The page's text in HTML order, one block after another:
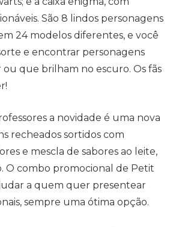
São 8 lindos personagens
24 modelos diferentes, e você
e encontrar personagens
que brilham no escuro. Os fãs
a novidade é uma nova
recheados sortidos com
e mescla de sabores ao leite,
O combo promocional de Petit
a quem quer presentear
sempre uma ótima opção.